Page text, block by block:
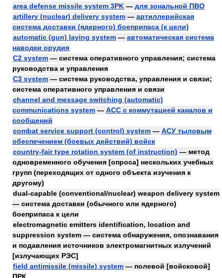
area defense missile system 3PK — для зональной ПВО
artillery (nuclear) delivery system — артиллерийская
система доставки (ядерного) боеприпаса (к цели)
automatic (gun) laying system — автоматическая система
наводки орудия
C2 system — система оперативного управления; система
руководства и управления
C3 system — система руководства, управления и связи;
система оперативного управления и связи
channel and message switching (automatic)
communications system — АСС с коммутацией каналов и
сообщений
combat service support (control) system — АСУ тыловым
обеспечением (боевых действий) войск
country-fair type rotation system (of instruction) — метод
одновременного обучения [опроса] нескольких учебных
групп (переходящих от одного объекта изучения к
другому)
dual-capable (conventional/nuclear) weapon delivery system
— система доставки (обычного или ядерного)
боеприпаса к цели
electromagnetic emitters identification, location and
suppression system — система обнаружения, опознавания
и подавления источников электромагнитных излучений
[излучающих РЭС]
field antimissile (missile) system — полевой [войсковой]